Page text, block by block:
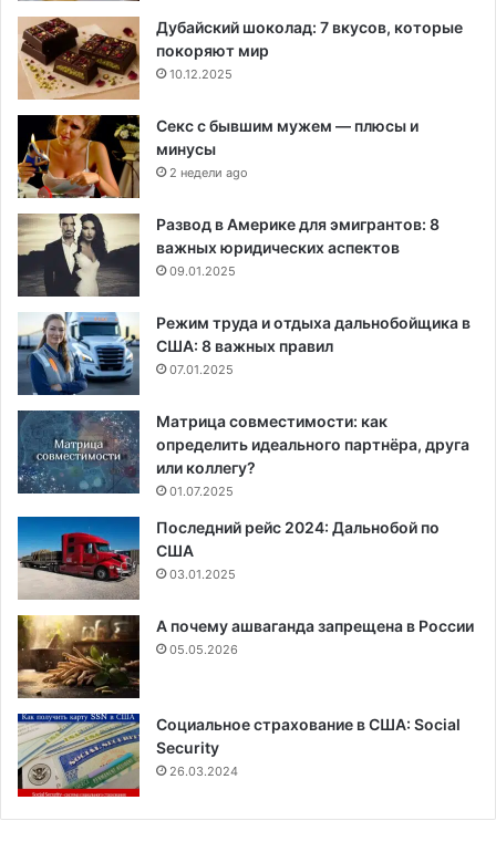
Дубайский шоколад: 7 вкусов, которые
покоряют мир
10.12.2025
Секс с бывшим мужем — плюсы и
минусы
2 недели ago
Развод в Америке для эмигрантов: 8
важных юридических аспектов
09.01.2025
Режим труда и отдыха дальнобойщика в
США: 8 важных правил
07.01.2025
Матрица совместимости: как
определить идеального партнёра, друга
или коллегу?
01.07.2025
Последний рейс 2024: Дальнобой по
США
03.01.2025
А почему ашваганда запрещена в России
05.05.2026
Социальное страхование в США: Social
Security
26.03.2024